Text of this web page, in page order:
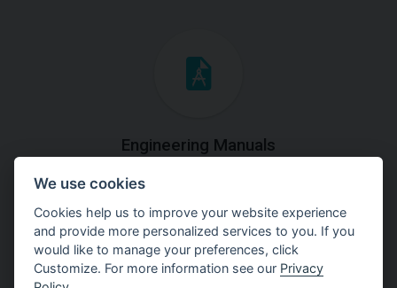
Engineering Manuals
Step by steps guides on how
to solve a specific tasks.
We use cookies
Cookies help us to improve your website experience
and provide more personalized services to you. If you
would like to manage your preferences, click
Customize. For more information see our Privacy